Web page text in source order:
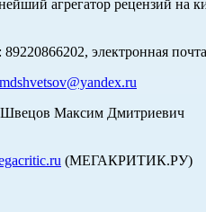
агрегатор рецензий на
электронная
mdshvetsov@yandex.ru
Швецов Максим Дмитриевич
(МЕГАКРИТИК.РУ)